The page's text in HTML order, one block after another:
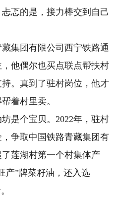
忑的是，接力棒交到自己
团有限公司西宁铁路通
他偶尔也买点联点帮扶村
。真到了驻村岗位，他才
着村里卖。
个宝贝。2022年，驻村
争取中国铁路青藏集团有
莲湖村第一个村集体产
产”牌菜籽油，还入选